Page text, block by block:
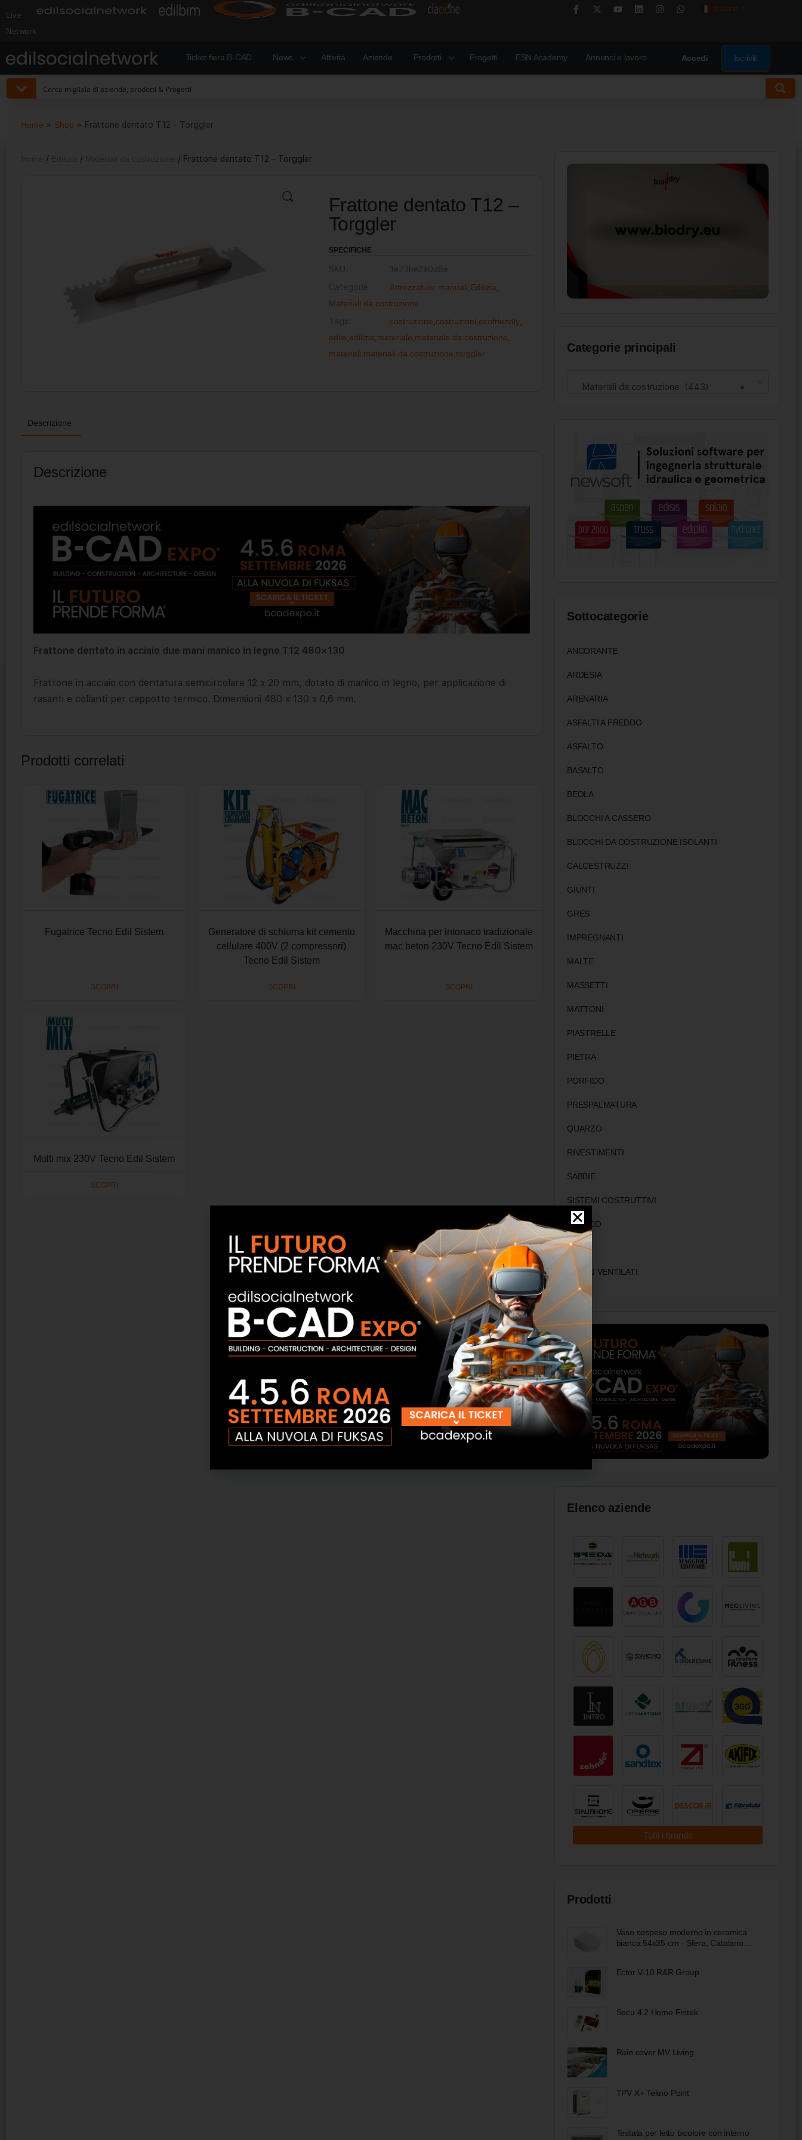
Live
Network
Italiano
Ticket fiera B-CAD News Attività Aziende Prodotti Progetti ESN Academy Annunci e lavoro Accedi Iscriviti
Home » Shop » Frattone dentato T12 – Torggler
/ / / Frattone dentato T12 – Torggler
Frattone dentato T12 –
Torggler
SPECIFICHE
Attrezzature manuali Edilizia
Materiali da costruzione
costruzione costruzioni ecofriendly,
edile edilizia materiale materiale da costruzione
materiali materiali da costruzione torggler
Descrizione
Descrizione
Frattone dentato in acciaio due mani manico in legno T12 480×130
Frattone in acciaio con dentatura semicircolare 12 x 20 mm, dotato di manico in legno, per applicazione di
rasanti e collanti per cappotto termico. Dimensioni 480 x 130 x 0,6 mm.
Prodotti correlati
Fugatrice Tecno Edil Sistem
SCOPRI
Generatore di schiuma kit cemento
cellulare 400V (2 compressori)
Tecno Edil Sistem
SCOPRI
Macchina per intonaco tradizionale
mac beton 230V Tecno Edil Sistem
SCOPRI
Multi mix 230V Tecno Edil Sistem
SCOPRI
Categorie principali
×
Materiali da costruzione (443)
Sottocategorie
ANCORANTE
ARDESIA
ARENARIA
ASFALTI A FREDDO
ASFALTO
BASALTO
BEOLA
BLOCCHI A CASSERO
BLOCCHI DA COSTRUZIONE ISOLANTI
CALCESTRUZZI
GIUNTI
GRES
IMPREGNANTI
MALTE
MASSETTI
MATTONI
PIASTRELLE
PIETRA
PORFIDO
PRESPALMATURA
QUARZO
RIVESTIMENTI
SABBIE
SISTEMI COSTRUTTIVI
STUCCO
TUFO
VESPAI VENTILATI
Elenco aziende
Tutti i brands
Prodotti
Vaso sospeso moderno in ceramica
bianca 54x35 cm - Sfera, Catalano
Ector V-10 R&R Group
Secu 4.2 Home Fintek
Rain cover MV Living
TPV X+ Tekno Point
Testata per letto bicolore con interno